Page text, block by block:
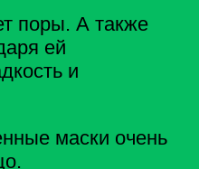
поры. А также
ей
и
маски очень